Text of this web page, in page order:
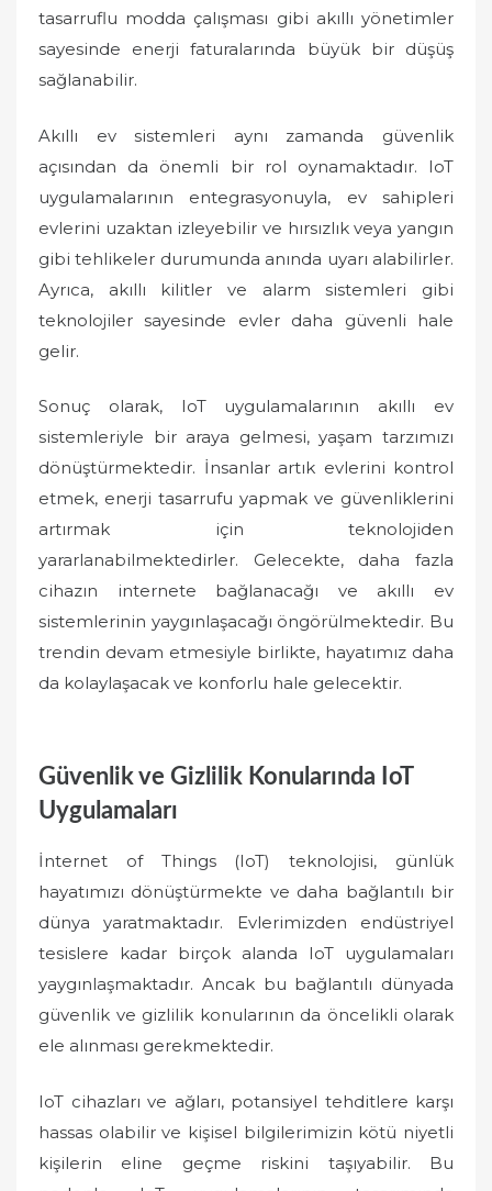
tasarruflu modda çalışması gibi akıllı yönetimler
sayesinde enerji faturalarında büyük bir düşüş
sağlanabilir.
Akıllı ev sistemleri aynı zamanda güvenlik
açısından da önemli bir rol oynamaktadır. IoT
uygulamalarının entegrasyonuyla, ev sahipleri
evlerini uzaktan izleyebilir ve hırsızlık veya yangın
gibi tehlikeler durumunda anında uyarı alabilirler.
Ayrıca, akıllı kilitler ve alarm sistemleri gibi
teknolojiler sayesinde evler daha güvenli hale
gelir.
Sonuç olarak, IoT uygulamalarının akıllı ev
sistemleriyle bir araya gelmesi, yaşam tarzımızı
dönüştürmektedir. İnsanlar artık evlerini kontrol
etmek, enerji tasarrufu yapmak ve güvenliklerini
artırmak için teknolojiden
yararlanabilmektedirler. Gelecekte, daha fazla
cihazın internete bağlanacağı ve akıllı ev
sistemlerinin yaygınlaşacağı öngörülmektedir. Bu
trendin devam etmesiyle birlikte, hayatımız daha
da kolaylaşacak ve konforlu hale gelecektir.
Güvenlik ve Gizlilik Konularında IoT
Uygulamaları
İnternet of Things (IoT) teknolojisi, günlük
hayatımızı dönüştürmekte ve daha bağlantılı bir
dünya yaratmaktadır. Evlerimizden endüstriyel
tesislere kadar birçok alanda IoT uygulamaları
yaygınlaşmaktadır. Ancak bu bağlantılı dünyada
güvenlik ve gizlilik konularının da öncelikli olarak
ele alınması gerekmektedir.
IoT cihazları ve ağları, potansiyel tehditlere karşı
hassas olabilir ve kişisel bilgilerimizin kötü niyetli
kişilerin eline geçme riskini taşıyabilir. Bu